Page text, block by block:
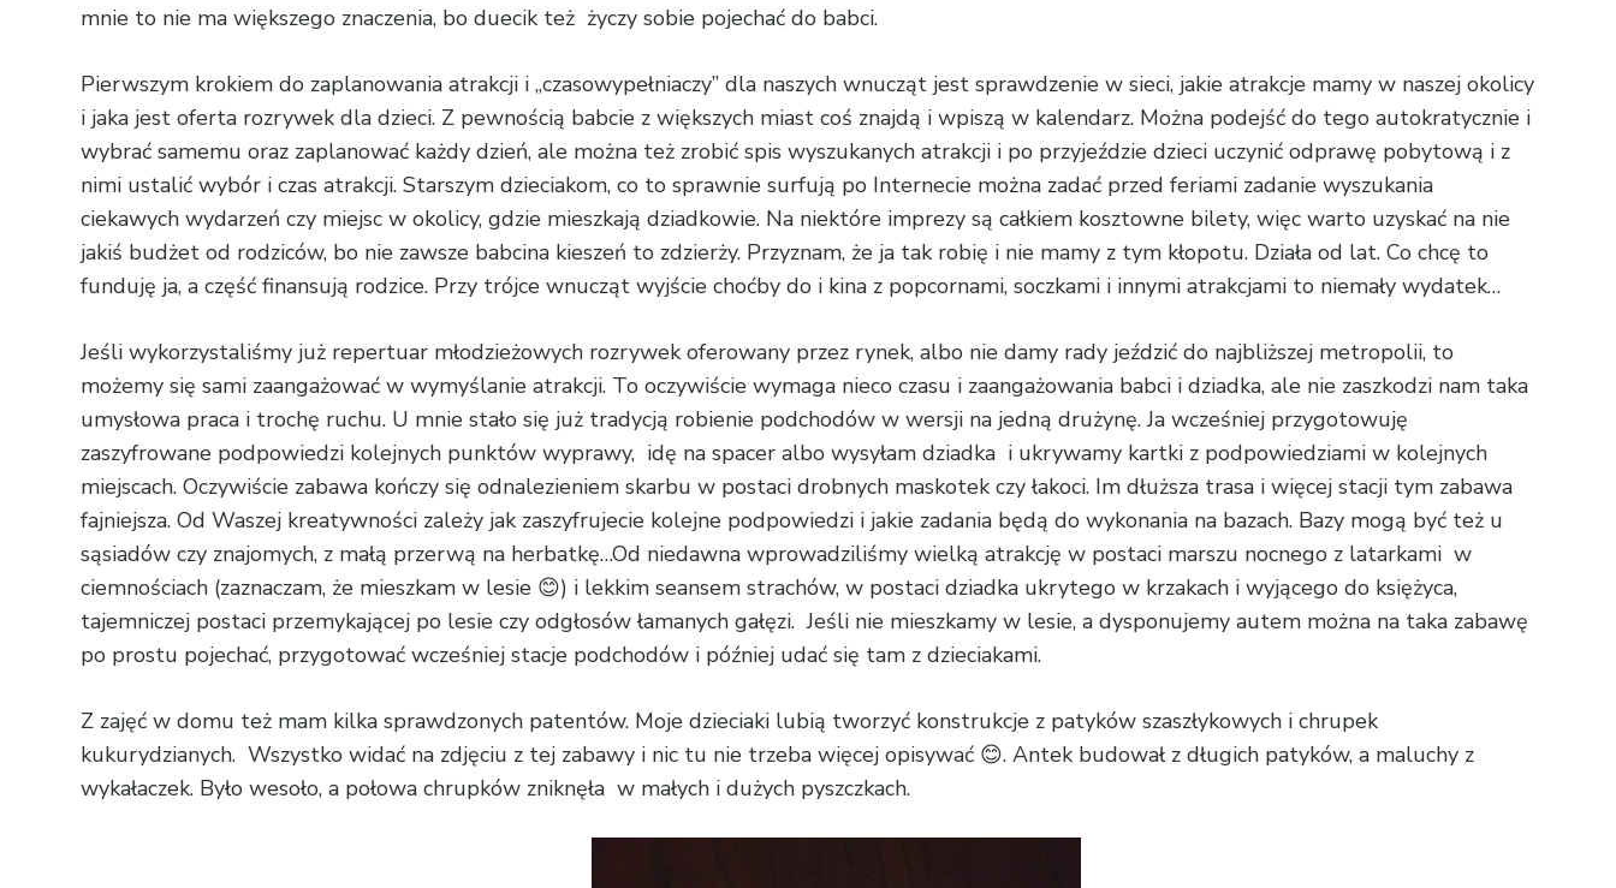
mnie to nie ma większego znaczenia, bo duecik też życzy sobie pojechać do babci.
Pierwszym krokiem do zaplanowania atrakcji i „czasowypełniaczy” dla naszych wnucząt jest sprawdzenie w sieci, jakie atrakcje mamy w naszej okolicy
i jaka jest oferta rozrywek dla dzieci. Z pewnością babcie z większych miast coś znajdą i wpiszą w kalendarz. Można podejść do tego autokratycznie i
wybrać samemu oraz zaplanować każdy dzień, ale można też zrobić spis wyszukanych atrakcji i po przyjeździe dzieci uczynić odprawę pobytową i z
nimi ustalić wybór i czas atrakcji. Starszym dzieciakom, co to sprawnie surfują po Internecie można zadać przed feriami zadanie wyszukania
ciekawych wydarzeń czy miejsc w okolicy, gdzie mieszkają dziadkowie. Na niektóre imprezy są całkiem kosztowne bilety, więc warto uzyskać na nie
jakiś budżet od rodziców, bo nie zawsze babcina kieszeń to zdzierży. Przyznam, że ja tak robię i nie mamy z tym kłopotu. Działa od lat. Co chcę to
funduję ja, a część finansują rodzice. Przy trójce wnucząt wyjście choćby do i kina z popcornami, soczkami i innymi atrakcjami to niemały wydatek…
Jeśli wykorzystaliśmy już repertuar młodzieżowych rozrywek oferowany przez rynek, albo nie damy rady jeździć do najbliższej metropolii, to
możemy się sami zaangażować w wymyślanie atrakcji. To oczywiście wymaga nieco czasu i zaangażowania babci i dziadka, ale nie zaszkodzi nam taka
umysłowa praca i trochę ruchu. U mnie stało się już tradycją robienie podchodów w wersji na jedną drużynę. Ja wcześniej przygotowuję
zaszyfrowane podpowiedzi kolejnych punktów wyprawy, idę na spacer albo wysyłam dziadka i ukrywamy kartki z podpowiedziami w kolejnych
miejscach. Oczywiście zabawa kończy się odnalezieniem skarbu w postaci drobnych maskotek czy łakoci. Im dłuższa trasa i więcej stacji tym zabawa
fajniejsza. Od Waszej kreatywności zależy jak zaszyfrujecie kolejne podpowiedzi i jakie zadania będą do wykonania na bazach. Bazy mogą być też u
sąsiadów czy znajomych, z małą przerwą na herbatkę…Od niedawna wprowadziliśmy wielką atrakcję w postaci marszu nocnego z latarkami w
ciemnościach (zaznaczam, że mieszkam w lesie 😊) i lekkim seansem strachów, w postaci dziadka ukrytego w krzakach i wyjącego do księżyca,
tajemniczej postaci przemykającej po lesie czy odgłosów łamanych gałęzi. Jeśli nie mieszkamy w lesie, a dysponujemy autem można na taka zabawę
po prostu pojechać, przygotować wcześniej stacje podchodów i później udać się tam z dzieciakami.
Z zajęć w domu też mam kilka sprawdzonych patentów. Moje dzieciaki lubią tworzyć konstrukcje z patyków szaszłykowych i chrupek
kukurydzianych. Wszystko widać na zdjęciu z tej zabawy i nic tu nie trzeba więcej opisywać 😊. Antek budował z długich patyków, a maluchy z
wykałaczek. Było wesoło, a połowa chrupków zniknęła w małych i dużych pyszczkach.